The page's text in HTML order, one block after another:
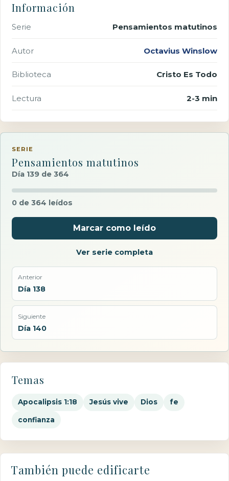
Información
Serie Pensamientos matutinos
Autor Octavius Winslow
Biblioteca Cristo Es Todo
Lectura 2-3 min
SERIE
Pensamientos matutinos
Día 139 de 364
0 de 364 leídos
Marcar como leído
Ver serie completa
Anterior
Día 138
Siguiente
Día 140
Temas
Apocalipsis 1:18 Jesús vive Dios fe
confianza
También puede edificarte